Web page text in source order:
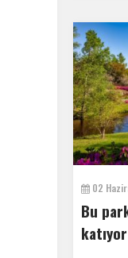
02
Bu
katıyor